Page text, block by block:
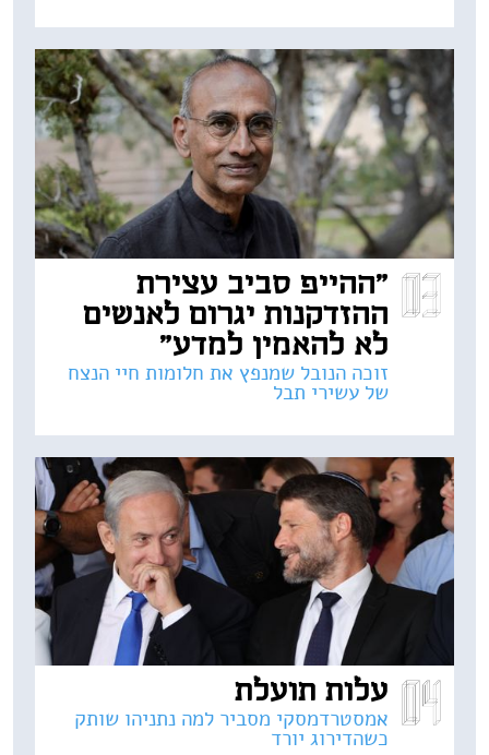
"ההייפ סביב עצירת
ההזדקנות יגרום לאנשים
לא להאמין למדע"
זוכה הנובל שמנפץ את חלומות חיי הנצח
של עשירי תבל
עלות תועלת
אמסטרדמסקי מסביר למה נתניהו שותק
כשהדירוג יורד